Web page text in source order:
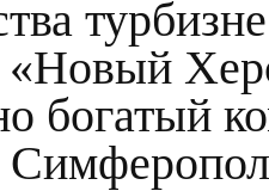
«Новый
богатый